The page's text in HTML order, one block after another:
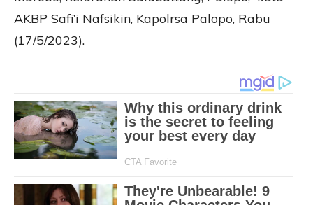
AKBP Safi’i Nafsikin, Kapolrsa Palopo, Rabu
(17/5/2023).